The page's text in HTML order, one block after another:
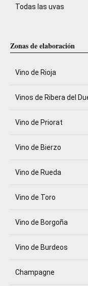
Todas las uvas
Zonas de elaboración
Vino de Rioja
Vinos de Ribera del
Vino de Priorat
Vino de Bierzo
Vino de Rueda
Vino de Toro
Vino de Borgoña
Vino de Burdeos
Champagne